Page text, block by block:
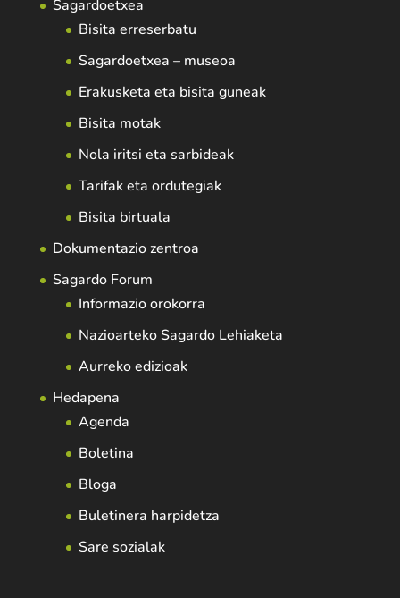
Sagardoetxea
Bisita erreserbatu
Sagardoetxea – museoa
Erakusketa eta bisita guneak
Bisita motak
Nola iritsi eta sarbideak
Tarifak eta ordutegiak
Bisita birtuala
Dokumentazio zentroa
Sagardo Forum
Informazio orokorra
Nazioarteko Sagardo Lehiaketa
Aurreko edizioak
Hedapena
Agenda
Boletina
Bloga
Buletinera harpidetza
Sare sozialak